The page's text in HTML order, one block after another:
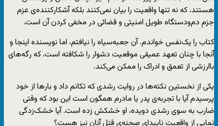
هستند، که نه تنها واقعیت را بیان نمی‌کنند بلکه آشکارکننده‌ی عزم
جزمِ دم‌ودستگاه طویل امنیتی و قضائی در مخفی کردن آن است.
کتاب را یک‌نفس خواندم. آن جعبه‌سیاه را نیافتم، اما نویسنده اینجا و
آنجا با چنان تعهد عمیقی موقعیت دشوار را شکافته است، که رگه‌های
باارزشی از تعمق و ادراک را ممکن می‌کند.
یکی از نخستین نکته‌ها در روایت رشدی که تکانم داد و بارها از خود
پرسیدم آیا با تجربه‌ی پدر یا مادرم همگون است این بود که وقتی
ضارب به سوی رشدی دویده، او خشکش زده است. آیا خشک‌زدگی
نمایی از واقعیتِ ناپیدای صحنه‌ی قتل آنان نیز هست؟